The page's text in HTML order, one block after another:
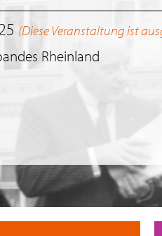
(Diese Veranstaltung ist
Rheinland